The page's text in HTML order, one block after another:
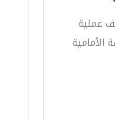
عملية
الأمامية